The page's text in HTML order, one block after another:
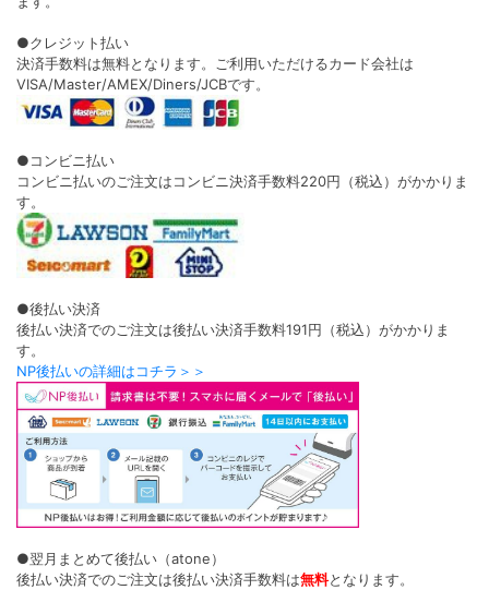
●クレジット払い
決済手数料は無料となります。ご利用いただけるカード会社は
VISA/Master/AMEX/Diners/JCBです。
●コンビニ払い
コンビニ払いのご注文はコンビニ決済手数料220円（税込）がかかりま
す。
●後払い決済
後払い決済でのご注文は後払い決済手数料191円（税込）がかかりま
す。
NP後払いの詳細はコチラ＞＞
●翌月まとめて後払い（atone）
後払い決済でのご注文は後払い決済手数料は無料となります。